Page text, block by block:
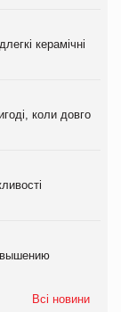
керамічні
коли довго
Всі новини